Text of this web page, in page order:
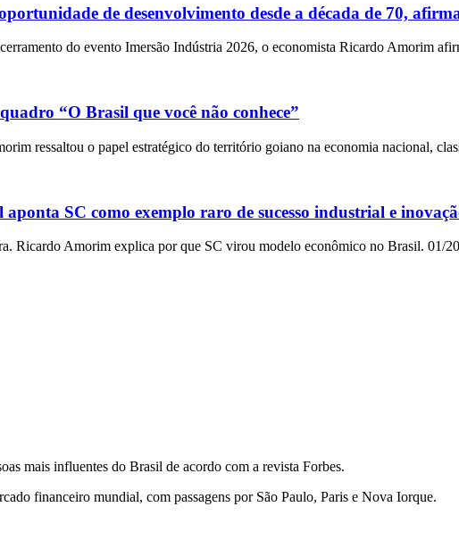
de desenvolvimento desde a década de 70,
do evento Imersão Indústria 2026, o economista Ricardo Amorim
“O Brasil que você não conhece”
ressaltou o papel estratégico do território goiano na economia nacional,
SC como exemplo raro de sucesso industrial e
Ricardo Amorim explica por que SC virou modelo econômico no Brasil. 01/
mais influentes do Brasil de acordo com a revista Forbes.
financeiro mundial, com passagens por São Paulo, Paris e Nova Iorque.